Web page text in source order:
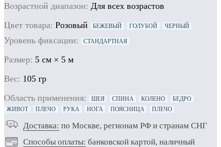
Возрастной диапазон: Для всех возрастов
Цвет товара: Розовый БЕЖЕВЫЙ ГОЛУБОЙ ЧЕРНЫЙ
Уровень фиксации: СТАНДАРТНАЯ
Размер: 5 см × 5 м
Вес: 105 гр
Область применения:
ШЕЯ СПИНА КОЛЕНО
БЕДРО
ЖИВОТ
ПЛЕЧО РУКА НОГА ПОЯСНИЦА ПЛЕЧО
Доставка: по Москве, регионам РФ и странам СНГ
Способы оплаты: банковской картой, наличный